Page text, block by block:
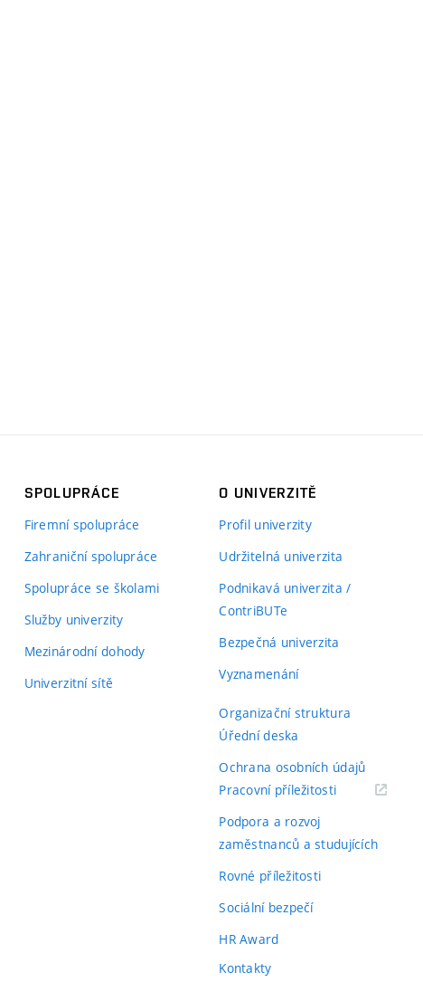
SPOLUPRÁCE
Firemní spolupráce
Zahraniční spolupráce
Spolupráce se školami
Služby univerzity
Mezinárodní dohody
Univerzitní sítě
O UNIVERZITĚ
Profil univerzity
Udržitelná univerzita
Podnikavá univerzita /
ContriBUTe
Bezpečná univerzita
Vyznamenání
Organizační struktura
Úřední deska
Ochrana osobních údajů
Pracovní příležitosti(externí
Podpora a rozvoj
zaměstnanců a studujících
Rovné příležitosti
Sociální bezpečí
HR Award
Kontakty